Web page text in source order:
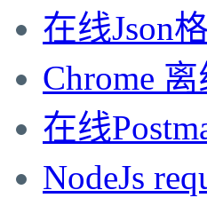
在线Json
Chrome
在线
NodeJs